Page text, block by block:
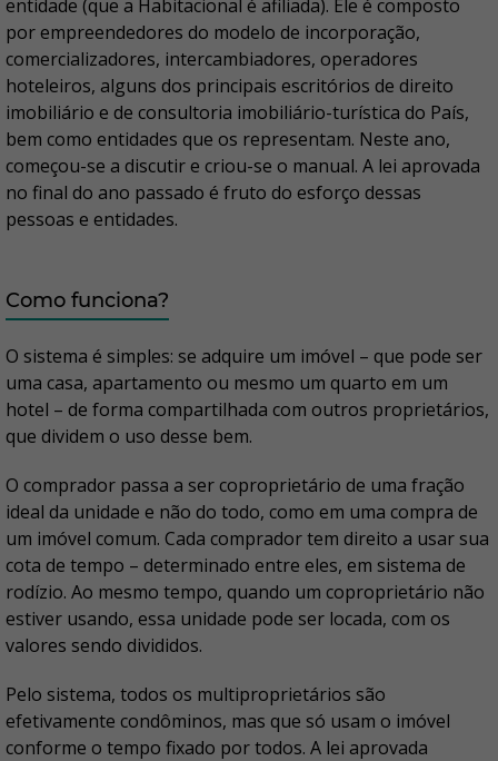
entidade (que a Habitacional é afiliada). Ele é composto
por empreendedores do modelo de incorporação,
comercializadores, intercambiadores, operadores
hoteleiros, alguns dos principais escritórios de direito
imobiliário e de consultoria imobiliário-turística do País,
bem como entidades que os representam. Neste ano,
começou-se a discutir e criou-se o manual. A lei aprovada
no final do ano passado é fruto do esforço dessas
pessoas e entidades.
Como funciona?
O sistema é simples: se adquire um imóvel – que pode ser
uma casa, apartamento ou mesmo um quarto em um
hotel – de forma compartilhada com outros proprietários,
que dividem o uso desse bem.
O comprador passa a ser coproprietário de uma fração
ideal da unidade e não do todo, como em uma compra de
um imóvel comum. Cada comprador tem direito a usar sua
cota de tempo – determinado entre eles, em sistema de
rodízio. Ao mesmo tempo, quando um coproprietário não
estiver usando, essa unidade pode ser locada, com os
valores sendo divididos.
Pelo sistema, todos os multiproprietários são
efetivamente condôminos, mas que só usam o imóvel
conforme o tempo fixado por todos. A lei aprovada